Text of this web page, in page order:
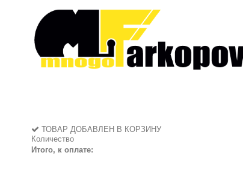
ТОВАР ДОБАВЛЕН В КОРЗИНУ
Количество
Итого, к оплате: